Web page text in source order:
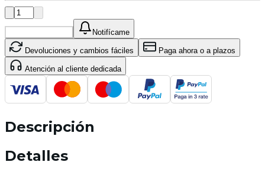
Notifícame
Devoluciones y cambios fáciles Paga ahora o a plazos
Atención al cliente dedicada
Descripción
Detalles